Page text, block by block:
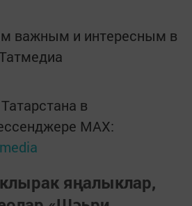
важным и интересным в
в
MАХ:
яңалыклар,